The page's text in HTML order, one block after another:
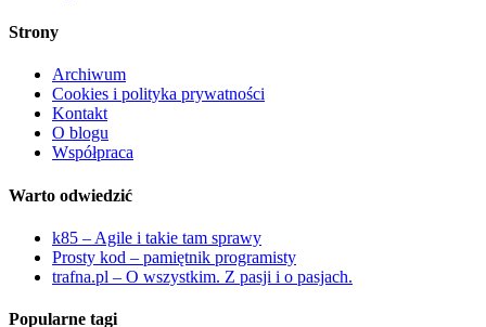
Strony
Archiwum
Cookies i polityka prywatności
Kontakt
O blogu
Współpraca
Warto odwiedzić
k85 – Agile i takie tam sprawy
Prosty kod – pamiętnik programisty
trafna.pl – O wszystkim. Z pasji i o pasjach.
Popularne tagi